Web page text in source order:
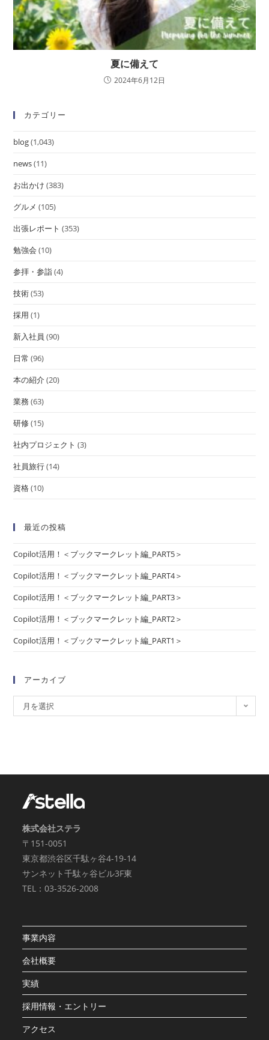
夏に備えて
2024年6月12日
カテゴリー
blog(1,043)
news(11)
お出かけ (383)
グルメ (105)
出張レポート (353)
勉強会 (10)
参拝・参詣(4)
技術(53)
採用 (1)
新入社員 (90)
日常 (96)
本の紹介(20)
業務(63)
研修(15)
社内プロジェクト (3)
社員旅行(14)
資格(10)
最近の投稿
Copilot活用！＜ブックマークレット編_PART5＞
Copilot活用！＜ブックマークレット編_PART4＞
Copilot活用！＜ブックマークレット編_PART3＞
Copilot活用！＜ブックマークレット編_PART2＞
Copilot活用！＜ブックマークレット編_PART1＞
アーカイブ
月を選択
株式会社ステラ
〒151-0051
東京都渋谷区千駄ヶ谷4-19-14
サンネット千駄ヶ谷ビル3F東
TEL：03-3526-2008
事業内容
会社概要
実績
採用情報・エントリー
アクセス